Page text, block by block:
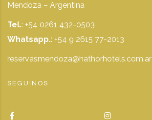
Mendoza – Argentina
Tel.: +54 0261 432-0503
Whatsapp.: +54 9 2615 77-2013
reservasmendoza@hathorhotels.com.ar
SEGUINOS